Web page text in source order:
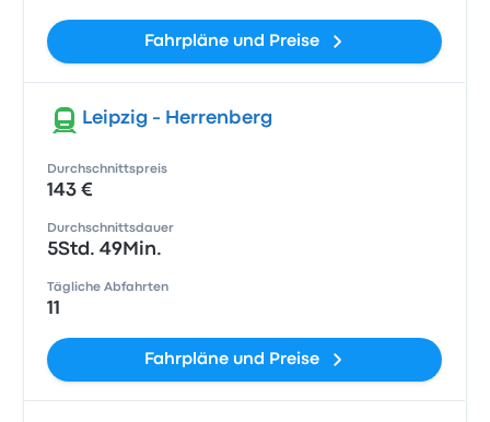
Fahrpläne und Preise
Leipzig - Herrenberg
Durchschnittspreis
143 €
Durchschnittsdauer
5Std. 49Min.
Tägliche Abfahrten
11
Fahrpläne und Preise